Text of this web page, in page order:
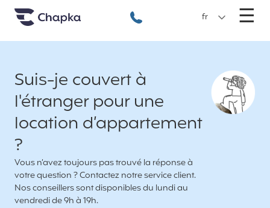
Chapka Assurances Voyages
+33 1 74 85 50 50
fr ☰
Suis-je couvert à
l'étranger pour une
location d’appartement
?
Vous n’avez toujours pas trouvé la réponse à
votre question ? Contactez notre service client.
Nos conseillers sont disponibles du lundi au
vendredi de 9h à 19h.